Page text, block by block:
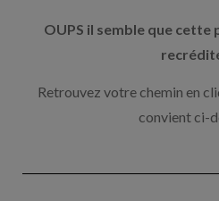
OUPS il semble que cette
Retrouvez votre chemin en
convient ci-